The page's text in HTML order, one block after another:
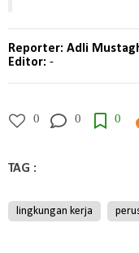
Reporter: Adli
Editor: -
0 0 0
TAG :
lingkungan kerja